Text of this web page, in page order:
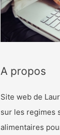
A propos
Site web de
sur les regimes
alimentaires